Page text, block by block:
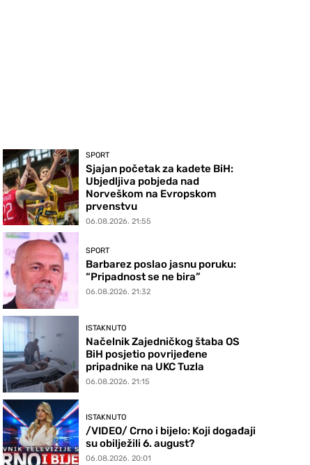
SPORT
Sjajan početak za kadete BiH:
Ubjedljiva pobjeda nad
Norveškom na Evropskom
prvenstvu
06.08.2026. 21:55
SPORT
Barbarez poslao jasnu poruku:
“Pripadnost se ne bira”
06.08.2026. 21:32
ISTAKNUTO
Načelnik Zajedničkog štaba OS
BiH posjetio povrijeđene
pripadnike na UKC Tuzla
06.08.2026. 21:15
ISTAKNUTO
/VIDEO/ Crno i bijelo: Koji događaji
su obilježili 6. august?
06.08.2026. 20:01